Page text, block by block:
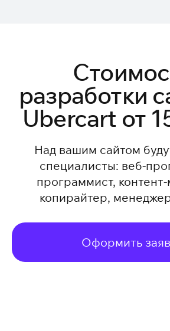
разработки
Ubercart от
Над вашим сайтом
специалисты: веб-
программист,
копирайтер,
Оформить